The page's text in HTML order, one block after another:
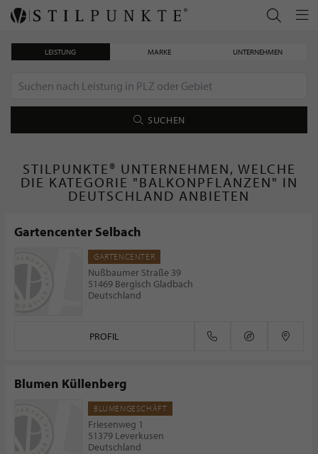
LEISTUNG MARKE UNTERNEHMEN
SUCHEN
STILPUNKTE® UNTERNEHMEN, WELCHE
DIE KATEGORIE "BALKONPFLANZEN" IN
DEUTSCHLAND ANBIETEN
Gartencenter Selbach
GARTENCENTER
Nußbaumer Straße 39
51469 Bergisch Gladbach
Deutschland
PROFIL
Blumen Küllenberg
BLUMENGESCHÄFT
Friesenweg 1
51379 Leverkusen
Deutschland